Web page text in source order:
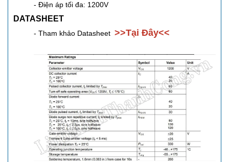
- Điện áp tối đa: 1200V
DATASHEET
- Tham khảo Datasheet >>Tại Đây<<